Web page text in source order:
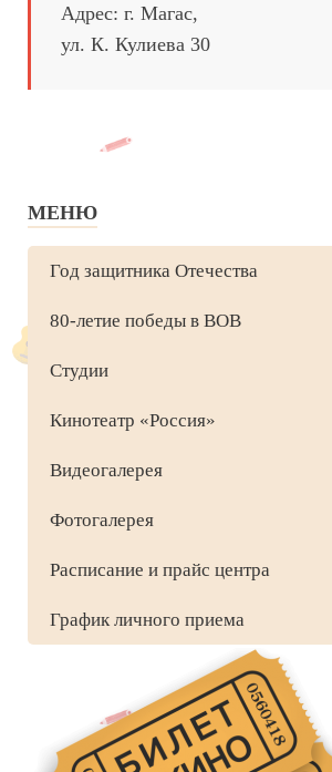
Адрес: г. Магас,
ул. К. Кулиева 30
МЕНЮ
Год защитника Отечества
80-летие победы в ВОВ
Студии
Кинотеатр «Россия»
Видеогалерея
Фотогалерея
Расписание и прайс центра
График личного приема